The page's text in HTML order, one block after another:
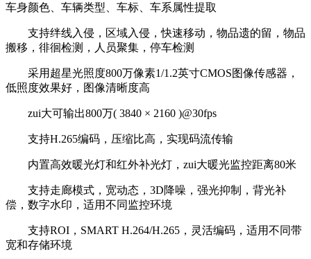
车身颜色、车辆类型、车标、车系属性提取
支持绊线入侵，区域入侵，快速移动，物品遗的留，物品
搬移，徘徊检测，人员聚集，停车检测
采用超星光照度800万像素1/1.2英寸CMOS图像传感器，
低照度效果好，图像清晰度高
zui大可输出800万( 3840 × 2160 )@30fps
支持H.265编码，压缩比高，实现码流传输
内置高效暖光灯和红外补光灯，zui大暖光监控距离80米
支持走廊模式，宽动态，3D降噪，强光抑制，背光补
偿，数字水印，适用不同监控环境
支持ROI，SMART H.264/H.265，灵活编码，适用不同带
宽和存储环境